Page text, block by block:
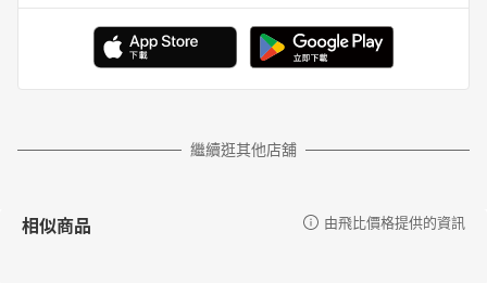
繼續逛其他店舖
相似商品 由飛比價格提供的資訊